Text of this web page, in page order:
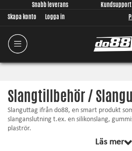
Snabb leverans Kundsupport
Skapa konto
Logga in
Slangtillbehör /
Slanguttag ifrån do88, en smart produkt
slanganslutning t.ex. en silikonslang,
plaströr.
Perfekt om du behöver ha t.ex. ett uttag
Läs mer